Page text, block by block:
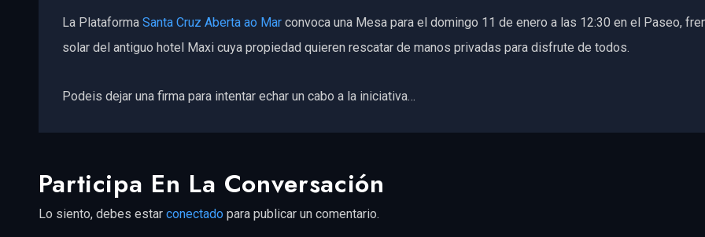
La Plataforma Santa Cruz Aberta ao Marconvoca una Mesa para el domingo 11 de enero a las 12:30 en el Paseo,
solar del antiguo hotel Maxi cuya propiedad quieren rescatar de manos privadas para disfrute de todos.
Podeis dejar una firma para intentar echar un cabo a la iniciativa…
Participa En La Conversación
Lo siento, debes estar conectadopara publicar un comentario.